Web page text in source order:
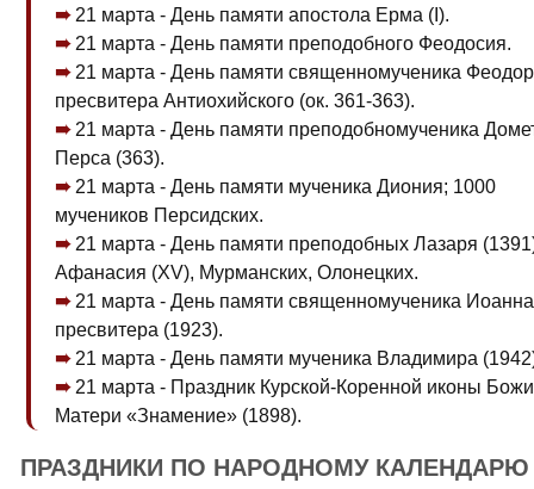
21 марта - День памяти апостола Ерма (I).
21 марта - День памяти преподобного Феодосия.
21 марта - День памяти священномученика
пресвитера Антиохийского (ок. 361-363).
21 марта - День памяти преподобномученика
Перса (363).
21 марта - День памяти мученика Диония; 1000
мучеников Персидских.
21 марта - День памяти преподобных Лазаря
Афанасия (XV), Мурманских, Олонецких.
21 марта - День памяти священномученика
пресвитера (1923).
21 марта - День памяти мученика Владимира
21 марта - Праздник Курской-Коренной иконы
Матери «Знамение» (1898).
ПРАЗДНИКИ ПО НАРОДНОМУ КАЛЕНДАРЮ